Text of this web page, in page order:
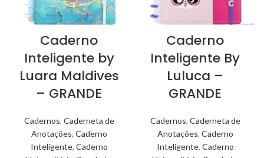
Caderno
Inteligente by
Luara Maldives
– GRANDE
Cadernos, Caderneta de
Anotações, Caderno
Inteligente, Caderno
Caderno
Inteligente By
Luluca –
GRANDE
Cadernos, Caderneta de
Anotações, Caderno
Inteligente, Caderno